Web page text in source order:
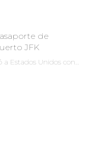
de
JFK
Estados Unidos con…